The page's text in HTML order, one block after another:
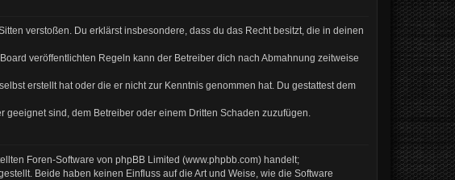
verstoßen. Du erklärst insbesondere, dass du das Recht besitzt, die in deinen
veröffentlichten Regeln kann der Betreiber dich nach Abmahnung zeitweise
erstellt hat oder die er nicht zur Kenntnis genommen hat. Du gestattest dem
sind, dem Betreiber oder einem Dritten Schaden zuzufügen.
Foren-Software von phpBB Limited (www.phpbb.com) handelt;
Beide haben keinen Einfluss auf die Art und Weise, wie die Software